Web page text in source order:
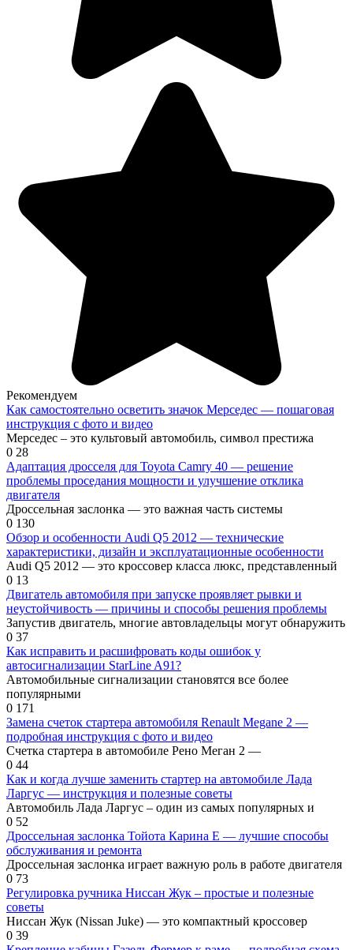
Рекомендуем
Как самостоятельно осветить значок Мерседес — пошаговая
инструкция с фото и видео
Мерседес – это культовый автомобиль, символ престижа
0 28
Адаптация дросселя для Toyota Camry 40 — решение
проблемы проседания мощности и улучшение отклика
двигателя
Дроссельная заслонка — это важная часть системы
0 130
Обзор и особенности Audi Q5 2012 — технические
характеристики, дизайн и эксплуатационные особенности
Audi Q5 2012 — это кроссовер класса люкс, представленный
0 13
Двигатель автомобиля при запуске проявляет рывки и
неустойчивость — причины и способы решения проблемы
Запустив двигатель, многие автовладельцы могут обнаружить
0 37
Как исправить и расшифровать коды ошибок у
автосигнализации StarLine A91?
Автомобильные сигнализации становятся все более
популярными
0 171
Замена счеток стартера автомобиля Renault Megane 2 —
подробная инструкция с фото и видео
Счетка стартера в автомобиле Рено Меган 2 —
0 44
Как и когда лучше заменить стартер на автомобиле Лада
Ларгус — инструкция и полезные советы
Автомобиль Лада Ларгус – один из самых популярных и
0 52
Дроссельная заслонка Тойота Карина Е — лучшие способы
обслуживания и ремонта
Дроссельная заслонка играет важную роль в работе двигателя
0 73
Регулировка ручника Ниссан Жук – простые и полезные
советы
Ниссан Жук (Nissan Juke) — это компактный кроссовер
0 39